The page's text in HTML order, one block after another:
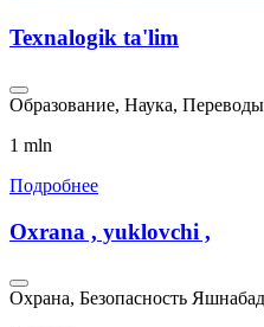
Texnalogik ta'lim
Образование, Наука, Переводы
1 mln
Подробнее
Oxrana , yuklovchi ,
Охрана, Безопасность